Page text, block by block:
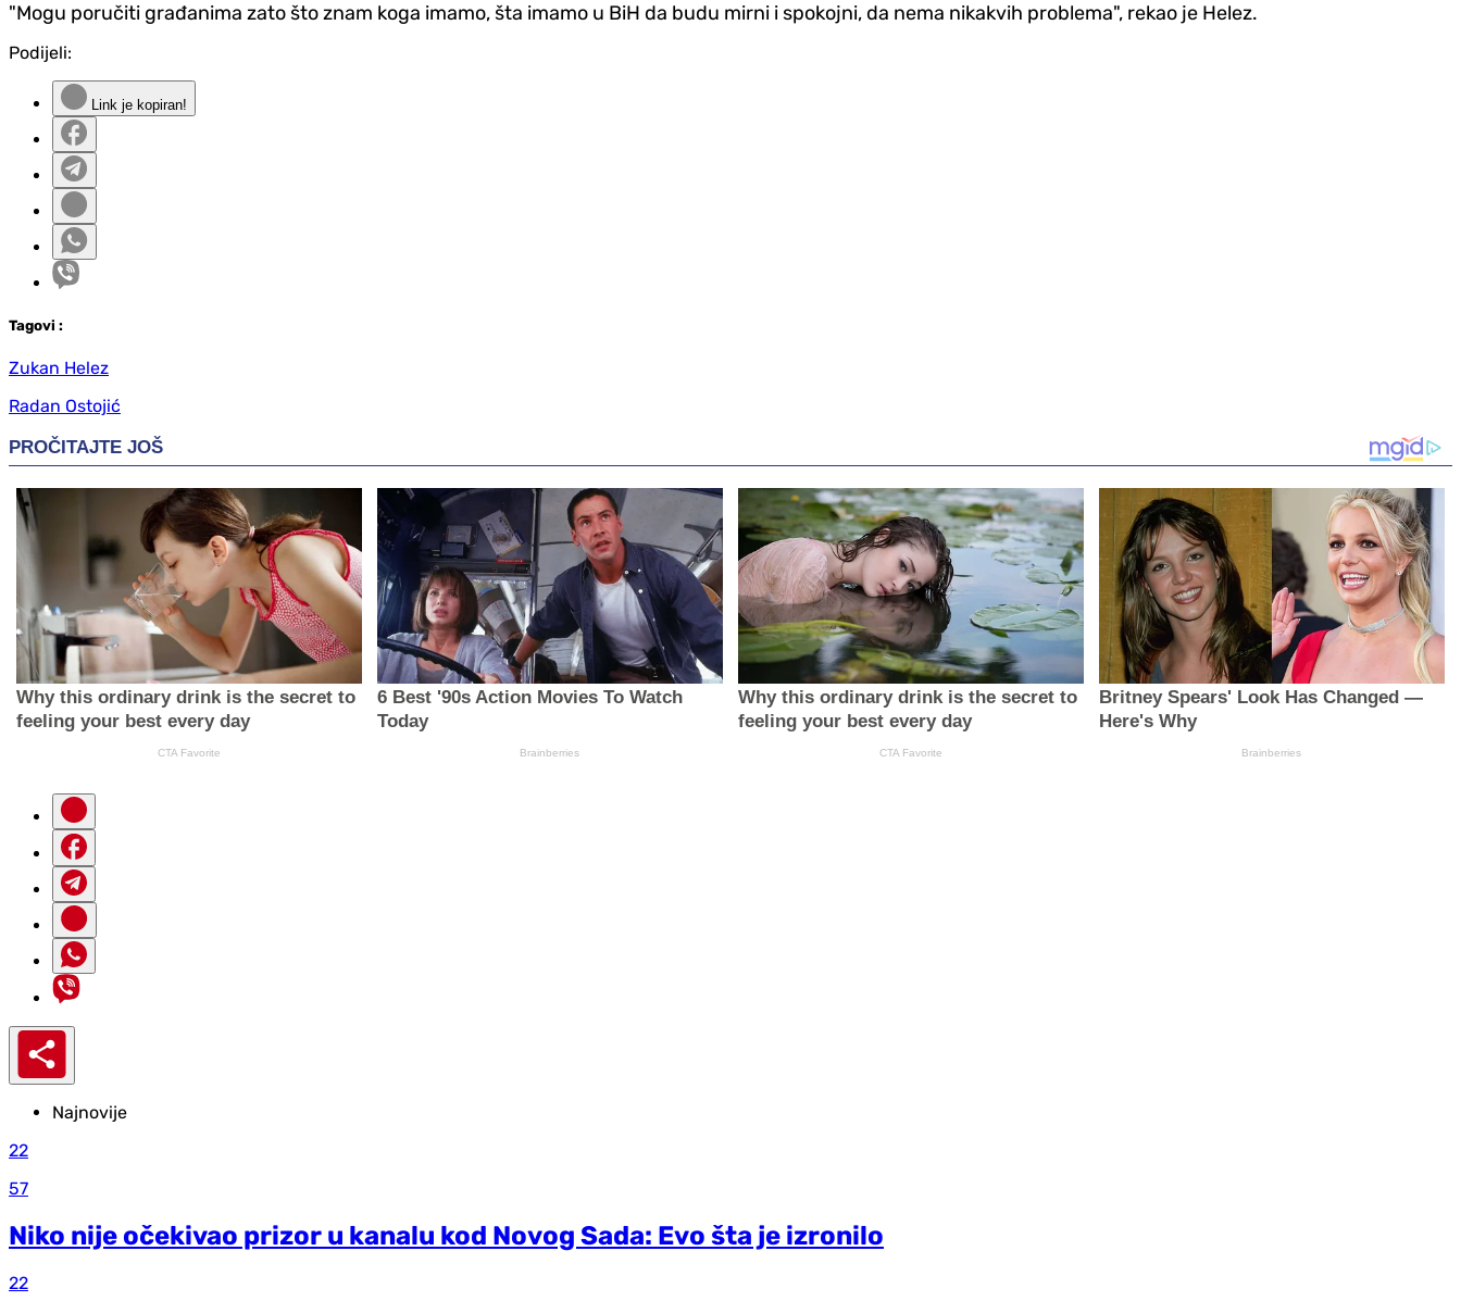
"Mogu poručiti građanima zato što znam koga imamo, šta imamo u BiH da budu mirni i spokojni, da nema nikakvih problema", rekao je Helez.
Podijeli:
Link je kopiran!
Tagovi :
Zukan Helez
Radan Ostojić
Najnovije
22
57
Niko nije očekivao prizor u kanalu kod Novog Sada: Evo šta je izronilo
22